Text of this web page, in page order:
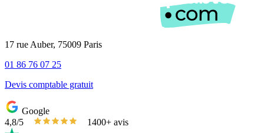
17 rue Auber, 75009 Paris
01 86 76 07 25
Devis comptable gratuit
Google
4,8/5
1400+ avis